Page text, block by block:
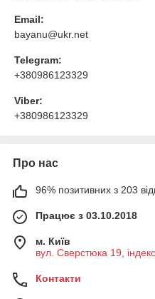
Email:
bayanu@ukr.net
Telegram:
+380986123329
Viber:
+380986123329
Про нас
96% позитивних з 203
Працює з 03.10.2018
м. Київ
вул. Сверстюка 19,
Контакти